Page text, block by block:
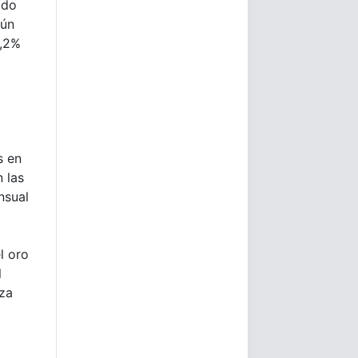
en
las
oro